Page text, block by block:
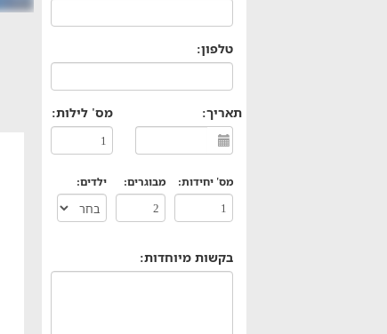
טלפון:
תאריך: מס' לילות:
מס' יחידות: מבוגרים: ילדים:
בקשות מיוחדות: